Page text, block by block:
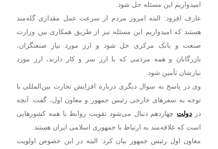
امیدواریم این مسئله حل شود.
عارف افزود: البته امروز مردم از سرعت عمل مقداری گله‌مند
هستند که امیدواریم این مسئله نیز از طریق همکاری بین وزارت
صنعت و بانک مرکزی حل شود و ارز مورد نیاز صنعتگران،
بازرگانان و همه مردمی که با ارز سر و کار دارند، ارز مورد
نیازشان تأمین شود.
وی در پاسخ به سوال دیگری درباره افزایش تجارت بین‌المللی با
توجه به سفرهای خارجی رئیس جمهور و معاون اول، گفت: آنچه
در دولت چهاردهم دنبال می‌شود تقویت روابط با همه کشورهایی
است که علاقه‌مند به ارتباط با جمهوری اسلامی ایران هستند.
معاون اول رئیس جمهور بیان کرد: البته در این خصوص اولویت